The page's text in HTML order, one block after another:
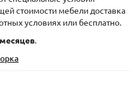
стоимости мебели доставка
условиях или бесплатно.
.